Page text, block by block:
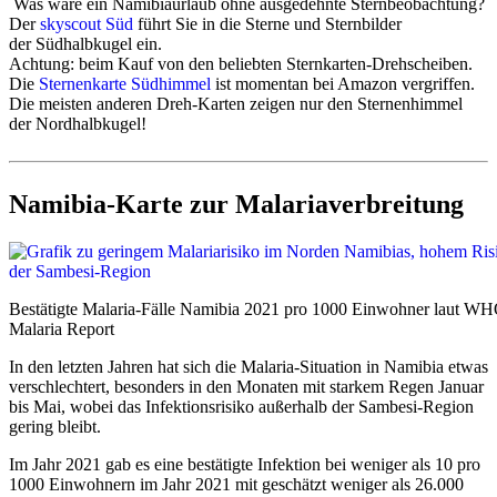
oder bringen Sie etwas Flexibilität bei den Daten mit. Je früher
Sie Ihre Reise anfragen, desto besser können wir mehrere
schöne Alternativen zur Auswahl bieten.
Reisepreise
5% teurer als ein Paket "von der Stange". Der Aufpreis
selbst organisieren, spart das rund 10-15% und wir bieten
Ihnen nach einer Automiete über uns meist kostenfrei
aktuelle Tipps und Infos zu Routen, Tagesstrecken,
Unterkünften, Erlebnissen etc.
Rechnen Sie für eine maßgeschneiderte komplett durch uns
organisierte Reise inklusive Flügen, Mietwagen, Erlebnissen,
Unterkünften und Mahlzeiten im Minimum folgende Preise pro
Person im Doppelzimmer:
2 Wochen Namibia:ab ca. 4000 Euro in schönen
Lodges und Gästefarmen, ab ca. 3500 Euro in einfachen
verschiedenen Regionen des
Landes Namibias:http://de.wikipedia.org/wiki/Namibia/
Diese Namibia-Karte der Uni Köln stellt die regionale
Regenverteilung schön dar: www.uni-koeln.de/…
zum Vergleich: Die meisten Orte in der Schweiz, Österreich und
Jahr.
Was wäre ein Namibiaurlaub ohne ausgedehnte Sternbeobachtung?
Derskyscout Süd führt Sie in die Sterne und Sternbilder
der Südhalbkugel ein.
Achtung: beim Kauf von den beliebten Sternkarten-Drehscheiben.
Die Sternenkarte Südhimmel ist momentan bei Amazon vergriffen.
Die meisten anderen Dreh-Karten zeigen nur den Sternenhimmel
der Nordhalbkugel!
Namibia-Karte zur Malariaverbreitung
Bestätigte Malaria-Fälle Namibia 2021 pro 1000 Einwohner laut
Malaria Report
In den letzten Jahren hat sich die Malaria-Situation in Namibia etwas
verschlechtert, besonders in den Monaten mit starkem Regen Januar
bis Mai, wobei das Infektionsrisiko außerhalb der Sambesi-Region
gering bleibt.
Im Jahr 2021 gab es eine bestätigte Infektion bei weniger als 10 pro
1000 Einwohnern im Jahr 2021 mit geschätzt weniger als 26.000